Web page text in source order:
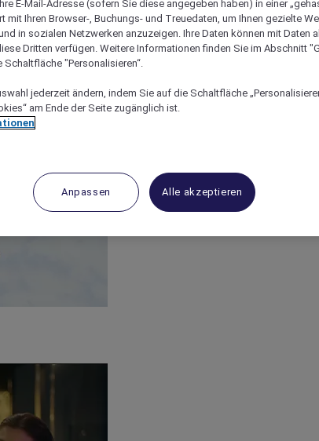
E-Mail-Adresse (sofern Sie diese angegeben haben) in einer
mit Ihren Browser-, Buchungs- und Treuedaten, um Ihnen gezielte
in sozialen Netzwerken anzuzeigen. Ihre Daten können mit Daten
Dritten verfügen. Weitere Informationen finden Sie im Abschnitt
Schaltfläche "Personalisieren“.
jederzeit ändern, indem Sie auf die Schaltfläche
am Ende der Seite zugänglich ist.
Anpassen Alle akzeptieren